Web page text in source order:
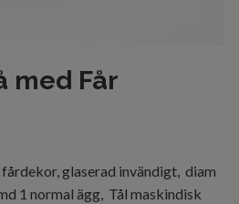
med Får
glaserad invändigt, diam
1 normal ägg, Tål maskindisk